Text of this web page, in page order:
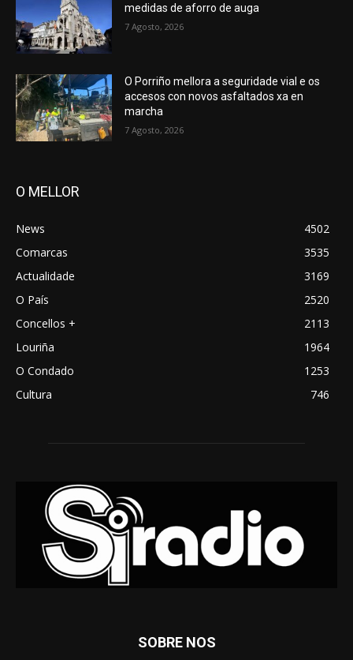
medidas de aforro de auga
7 Agosto, 2026
O Porriño mellora a seguridade vial e os
accesos con novos asfaltados xa en
marcha
7 Agosto, 2026
O MELLOR
News
4502
Comarcas
3535
Actualidade
3169
O País
2520
Concellos +
2113
Louriña
1964
O Condado
1253
Cultura
746
SOBRE NOS